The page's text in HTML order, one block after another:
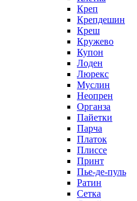
Креп
Крепдешин
Креш
Кружево
Купон
Лоден
Люрекс
Муслин
Неопрен
Органза
Пайетки
Парча
Платок
Плиссе
Принт
Пье-де-пуль
Ратин
Сетка